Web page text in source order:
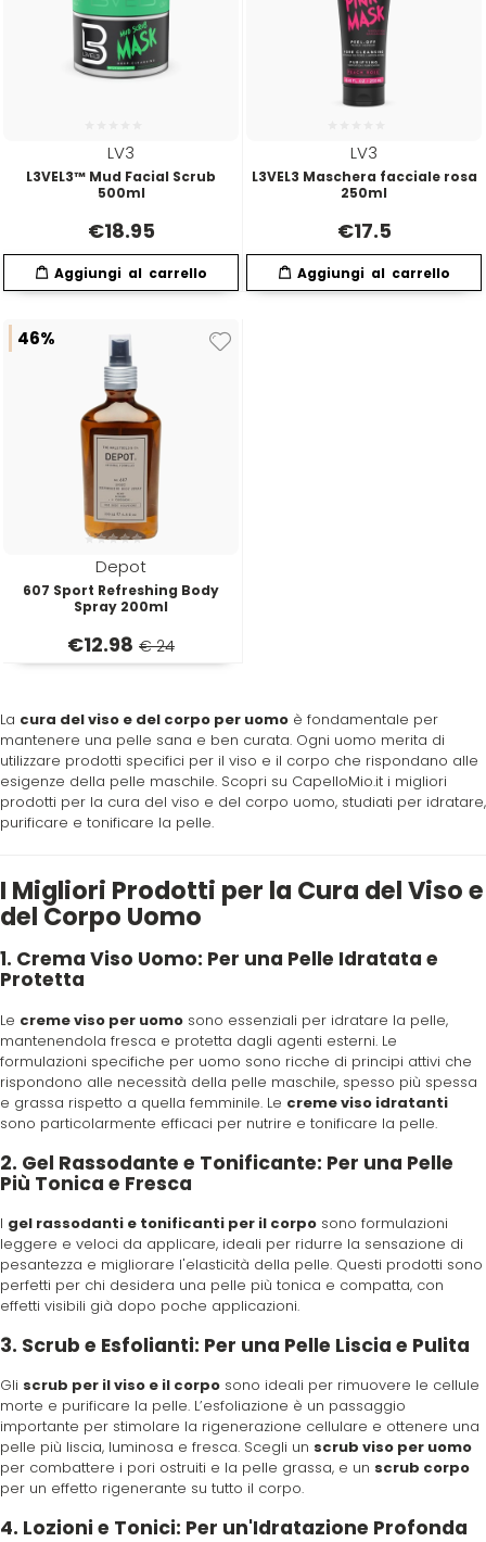
Olaplex
Omega
Orofluido
Pacinos
Panasonic
Parlux
Phytorelax
Plura
Pop Italy
Profesia
PRORASO
Protoplasmina
reBond
Refectocil
Refresh
Scenic
SCHWARZKOPF
Selective
Sibel
Structura
Suavecito
Tahe
TANGLE TEEZER
Technique
Tecna
Tecnofilati
Tek
Termix
LV3
L3VEL3™ Mud Facial Scrub
500ml
€18.95
LV3
L3VEL3 Maschera facciale rosa
250ml
€17.5
46%
Depot
607 Sport Refreshing Body
Spray 200ml
€12.98 € 24
La cura del viso e del corpo per uomo è fondamentale per
mantenere una pelle sana e ben curata. Ogni uomo merita di
utilizzare prodotti specifici per il viso e il corpo che rispondano alle
esigenze della pelle maschile. Scopri su CapelloMio.it i migliori
prodotti per la cura del viso e del corpo uomo, studiati per idratare,
purificare e tonificare la pelle.
I Migliori Prodotti per la Cura del Viso e
del Corpo Uomo
1. Crema Viso Uomo: Per una Pelle Idratata e
Protetta
Le creme viso per uomo sono essenziali per idratare la pelle,
mantenendola fresca e protetta dagli agenti esterni. Le
formulazioni specifiche per uomo sono ricche di principi attivi che
rispondono alle necessità della pelle maschile, spesso più spessa
e grassa rispetto a quella femminile. Le creme viso idratanti
sono particolarmente efficaci per nutrire e tonificare la pelle.
2. Gel Rassodante e Tonificante: Per una Pelle
Più Tonica e Fresca
I gel rassodanti e tonificanti per il corpo sono formulazioni
leggere e veloci da applicare, ideali per ridurre la sensazione di
pesantezza e migliorare l'elasticità della pelle. Questi prodotti sono
perfetti per chi desidera una pelle più tonica e compatta, con
effetti visibili già dopo poche applicazioni.
3. Scrub e Esfolianti: Per una Pelle Liscia e Pulita
Gli scrub per il viso e il corpo sono ideali per rimuovere le cellule
morte e purificare la pelle. L’esfoliazione è un passaggio
importante per stimolare la rigenerazione cellulare e ottenere una
pelle più liscia, luminosa e fresca. Scegli un scrub viso per uomo
per combattere i pori ostruiti e la pelle grassa, e un scrub corpo
per un effetto rigenerante su tutto il corpo.
4. Lozioni e Tonici: Per un'Idratazione Profonda